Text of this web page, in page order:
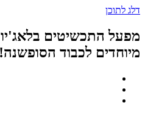
דלג לתוכן
מפעל התכשיטים
מיוחדים לכבוד הסופשנה!